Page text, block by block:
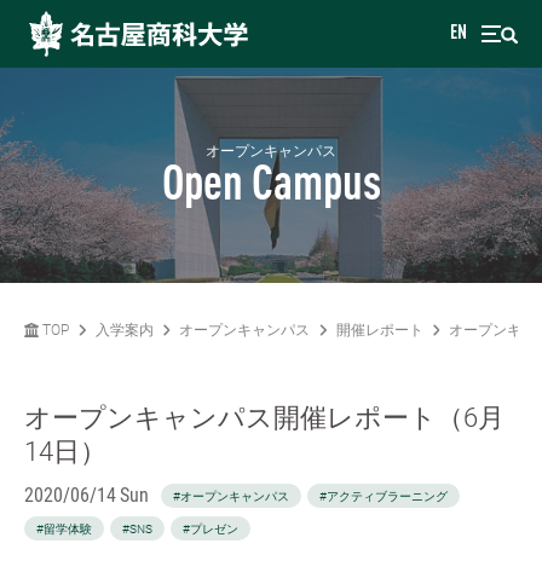
EN
オープンキャンパス
Open Campus
TOP 入学案内 オープンキャンパス 開催レポート オープンキャ
オープンキャンパス開催レポート（6月
14日）
2020/06/14 Sun #オープンキャンパス #アクティブラーニング
#留学体験 #SNS #プレゼン